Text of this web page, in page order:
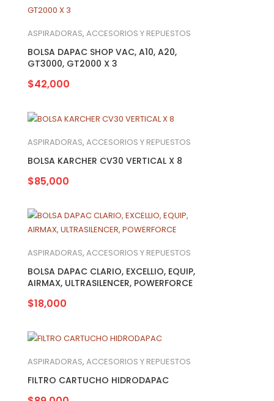
ASPIRADORAS, ACCESORIOS Y REPUESTOS
BOLSA DAPAC SHOP VAC, A10, A20,
GT3000, GT2000 X 3
$42,000
ASPIRADORAS, ACCESORIOS Y REPUESTOS
BOLSA KARCHER CV30 VERTICAL X 8
$85,000
ASPIRADORAS, ACCESORIOS Y REPUESTOS
BOLSA DAPAC CLARIO, EXCELLIO, EQUIP,
AIRMAX, ULTRASILENCER, POWERFORCE
$18,000
ASPIRADORAS, ACCESORIOS Y REPUESTOS
FILTRO CARTUCHO HIDRODAPAC